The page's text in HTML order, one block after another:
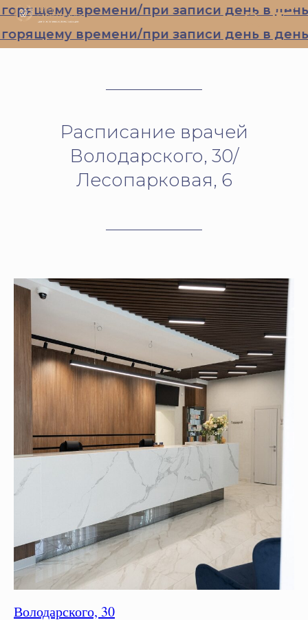
времени/при записи день в день
времени/при записи день в день
Расписание врачей
Володарского, 30/
Лесопарковая, 6
Володарского, 30